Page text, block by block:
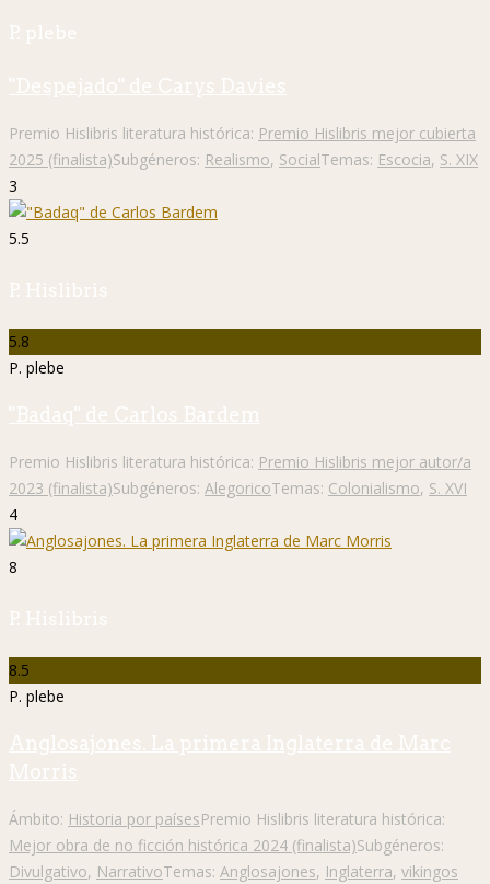
P. plebe
"Despejado" de Carys Davies
Premio Hislibris literatura histórica: Premio Hislibris mejor cubierta
2025 (finalista)Subgéneros: Realismo, SocialTemas: Escocia, S. XIX
3
5.5
P. Hislibris
5.8
P. plebe
"Badaq" de Carlos Bardem
Premio Hislibris literatura histórica: Premio Hislibris mejor autor/a
2023 (finalista)Subgéneros: AlegoricoTemas: Colonialismo, S. XVI
4
8
P. Hislibris
8.5
P. plebe
Anglosajones. La primera Inglaterra de Marc
Morris
Ámbito: Historia por paísesPremio Hislibris literatura histórica:
Mejor obra de no ficción histórica 2024 (finalista)Subgéneros:
Divulgativo, NarrativoTemas: Anglosajones, Inglaterra, vikingos